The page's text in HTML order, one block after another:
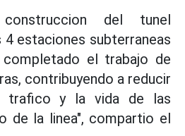
del tunel
4 estaciones subterraneas
el trabajo de
contribuyendo a reducir
trafico y la vida de las
de la linea", compartio el